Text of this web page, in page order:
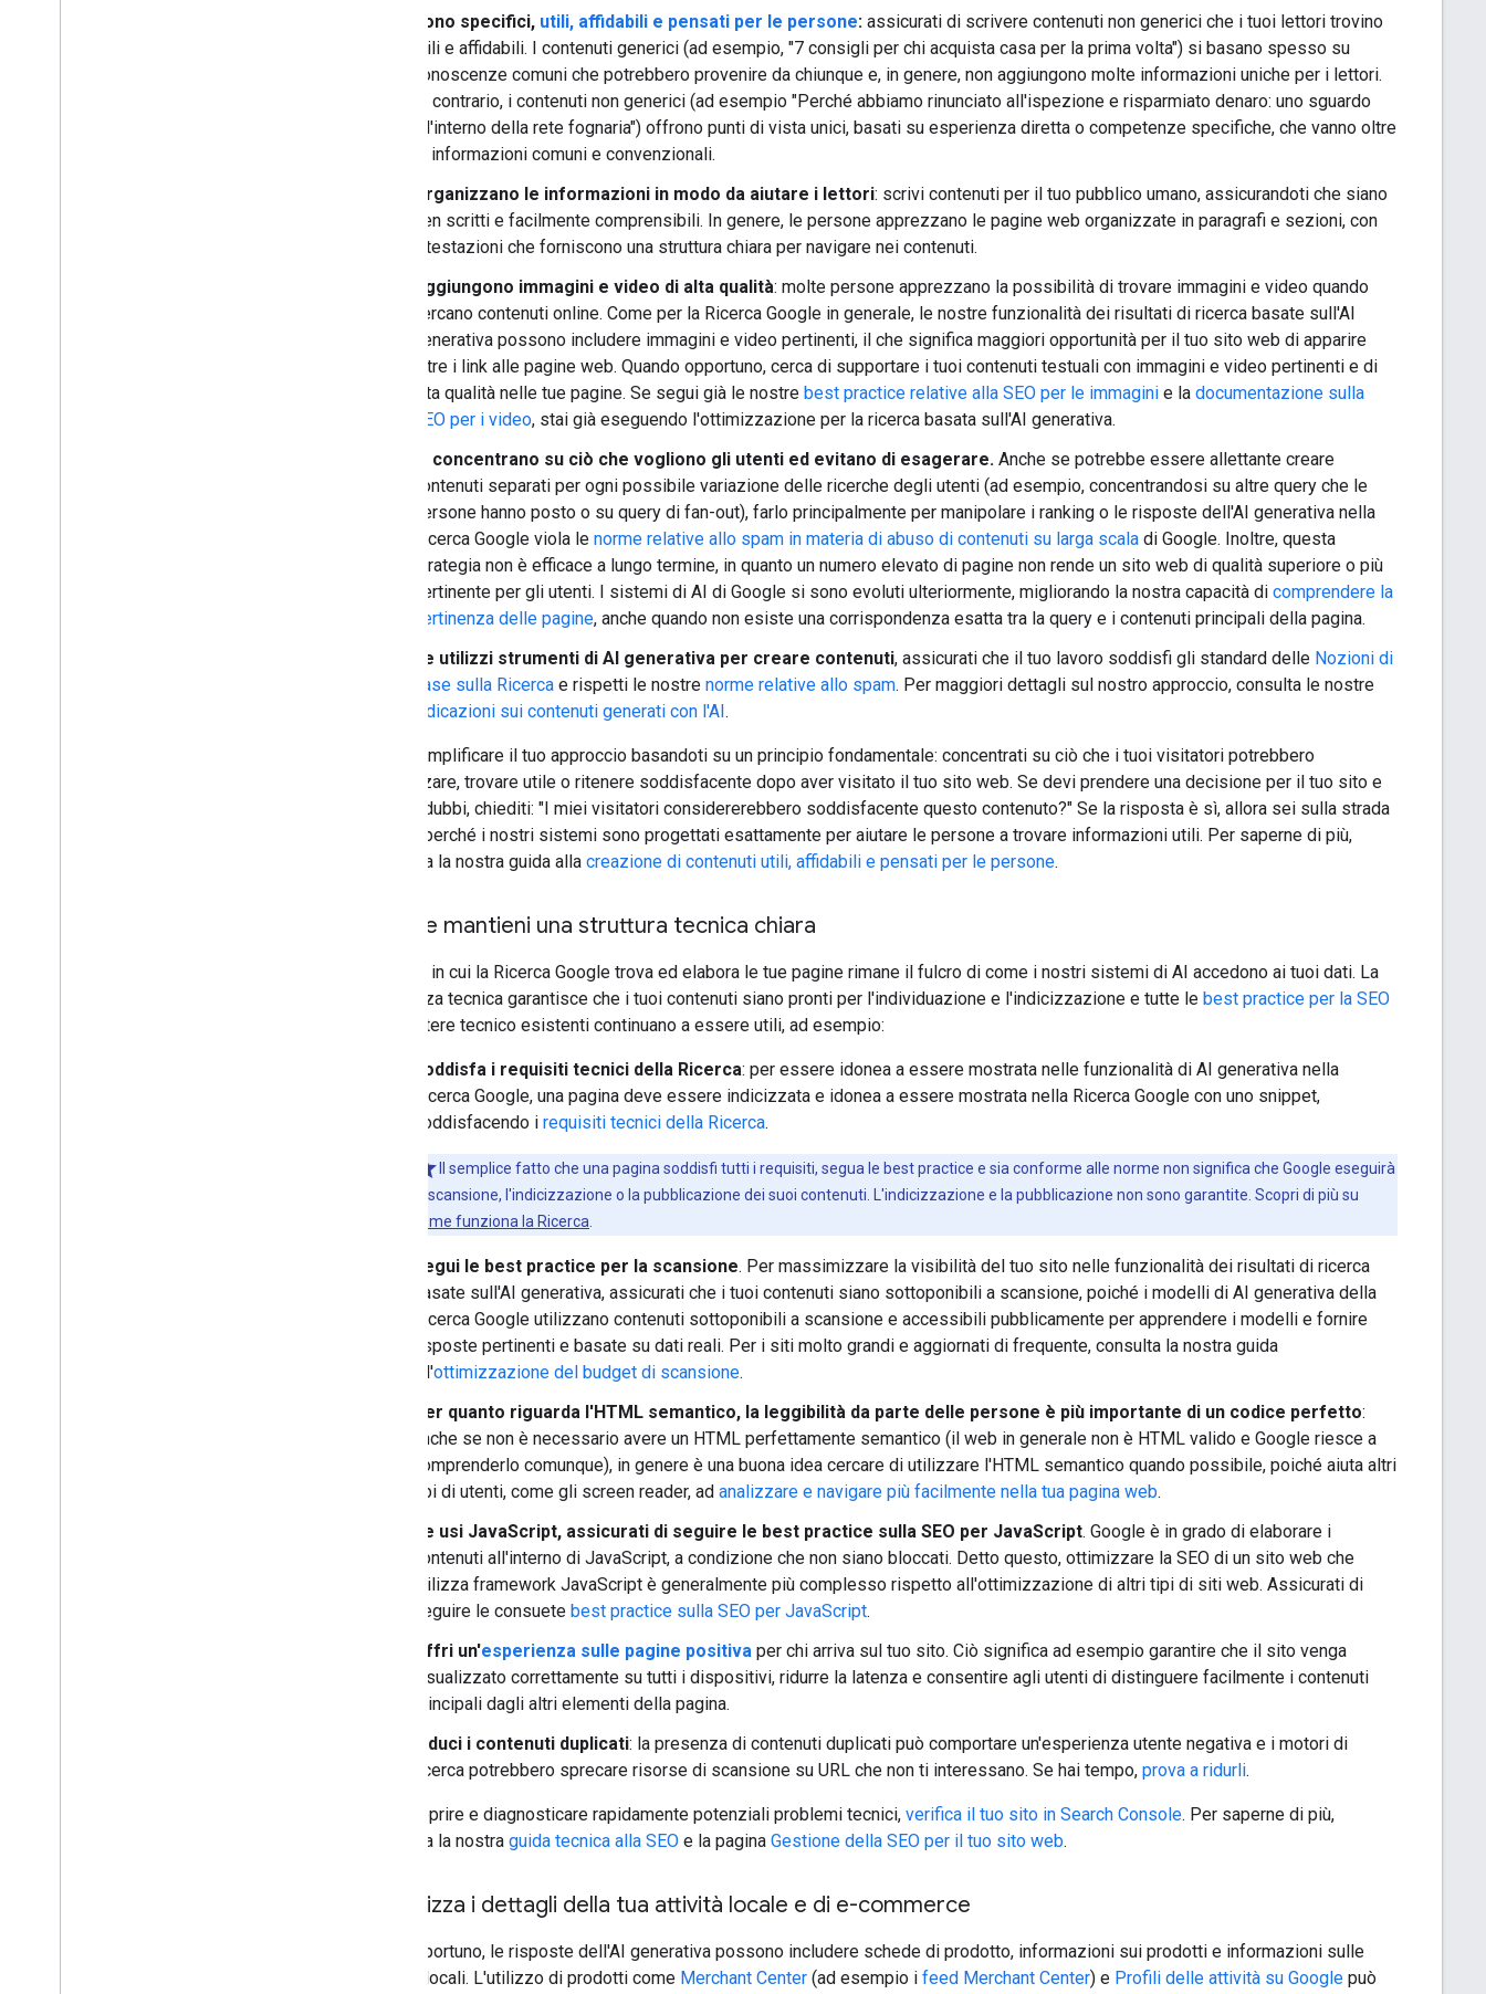
Sono specifici, utili, affidabili e pensati per le persone: assicurati di scrivere contenuti non generici che i tuoi lettori trovino
utili e affidabili. I contenuti generici (ad esempio, "7 consigli per chi acquista casa per la prima volta") si basano spesso su
conoscenze comuni che potrebbero provenire da chiunque e, in genere, non aggiungono molte informazioni uniche per i lettori.
Al contrario, i contenuti non generici (ad esempio "Perché abbiamo rinunciato all'ispezione e risparmiato denaro: uno sguardo
all'interno della rete fognaria") offrono punti di vista unici, basati su esperienza diretta o competenze specifiche, che vanno oltre
le informazioni comuni e convenzionali.
Organizzano le informazioni in modo da aiutare i lettori: scrivi contenuti per il tuo pubblico umano, assicurandoti che siano
ben scritti e facilmente comprensibili. In genere, le persone apprezzano le pagine web organizzate in paragrafi e sezioni, con
intestazioni che forniscono una struttura chiara per navigare nei contenuti.
Aggiungono immagini e video di alta qualità: molte persone apprezzano la possibilità di trovare immagini e video quando
cercano contenuti online. Come per la Ricerca Google in generale, le nostre funzionalità dei risultati di ricerca basate sull'AI
generativa possono includere immagini e video pertinenti, il che significa maggiori opportunità per il tuo sito web di apparire
oltre i link alle pagine web. Quando opportuno, cerca di supportare i tuoi contenuti testuali con immagini e video pertinenti e di
alta qualità nelle tue pagine. Se segui già le nostre best practice relative alla SEO per le immagini e la documentazione sulla
SEO per i video, stai già eseguendo l'ottimizzazione per la ricerca basata sull'AI generativa.
Si concentrano su ciò che vogliono gli utenti ed evitano di esagerare. Anche se potrebbe essere allettante creare
contenuti separati per ogni possibile variazione delle ricerche degli utenti (ad esempio, concentrandosi su altre query che le
persone hanno posto o su query di fan-out), farlo principalmente per manipolare i ranking o le risposte dell'AI generativa nella
Ricerca Google viola le norme relative allo spam in materia di abuso di contenuti su larga scala di Google. Inoltre, questa
strategia non è efficace a lungo termine, in quanto un numero elevato di pagine non rende un sito web di qualità superiore o più
pertinente per gli utenti. I sistemi di AI di Google si sono evoluti ulteriormente, migliorando la nostra capacità di comprendere la
pertinenza delle pagine, anche quando non esiste una corrispondenza esatta tra la query e i contenuti principali della pagina.
Se utilizzi strumenti di AI generativa per creare contenuti, assicurati che il tuo lavoro soddisfi gli standard delle Nozioni di
base sulla Ricerca e rispetti le nostre norme relative allo spam. Per maggiori dettagli sul nostro approccio, consulta le nostre
indicazioni sui contenuti generati con l'AI.
Puoi semplificare il tuo approccio basandoti su un principio fondamentale: concentrati su ciò che i tuoi visitatori potrebbero
apprezzare, trovare utile o ritenere soddisfacente dopo aver visitato il tuo sito web. Se devi prendere una decisione per il tuo sito e
hai dei dubbi, chiediti: "I miei visitatori considererebbero soddisfacente questo contenuto?" Se la risposta è sì, allora sei sulla strada
giusta, perché i nostri sistemi sono progettati esattamente per aiutare le persone a trovare informazioni utili. Per saperne di più,
consulta la nostra guida alla creazione di contenuti utili, affidabili e pensati per le persone.
Crea e mantieni una struttura tecnica chiara
Il modo in cui la Ricerca Google trova ed elabora le tue pagine rimane il fulcro di come i nostri sistemi di AI accedono ai tuoi dati. La
chiarezza tecnica garantisce che i tuoi contenuti siano pronti per l'individuazione e l'indicizzazione e tutte le best practice per la SEO
di carattere tecnico esistenti continuano a essere utili, ad esempio:
Soddisfa i requisiti tecnici della Ricerca: per essere idonea a essere mostrata nelle funzionalità di AI generativa nella
Ricerca Google, una pagina deve essere indicizzata e idonea a essere mostrata nella Ricerca Google con uno snippet,
soddisfacendo i requisiti tecnici della Ricerca.
Il semplice fatto che una pagina soddisfi tutti i requisiti, segua le best practice e sia conforme alle norme non significa che Google eseguirà
la scansione, l'indicizzazione o la pubblicazione dei suoi contenuti. L'indicizzazione e la pubblicazione non sono garantite. Scopri di più su
come funziona la Ricerca
Segui le best practice per la scansione. Per massimizzare la visibilità del tuo sito nelle funzionalità dei risultati di ricerca
basate sull'AI generativa, assicurati che i tuoi contenuti siano sottoponibili a scansione, poiché i modelli di AI generativa della
Ricerca Google utilizzano contenuti sottoponibili a scansione e accessibili pubblicamente per apprendere i modelli e fornire
risposte pertinenti e basate su dati reali. Per i siti molto grandi e aggiornati di frequente, consulta la nostra guida
all'ottimizzazione del budget di scansione.
Per quanto riguarda l'HTML semantico, la leggibilità da parte delle persone è più importante di un codice perfetto:
anche se non è necessario avere un HTML perfettamente semantico (il web in generale non è HTML valido e Google riesce a
comprenderlo comunque), in genere è una buona idea cercare di utilizzare l'HTML semantico quando possibile, poiché aiuta altri
tipi di utenti, come gli screen reader, ad analizzare e navigare più facilmente nella tua pagina web.
Se usi JavaScript, assicurati di seguire le best practice sulla SEO per JavaScript. Google è in grado di elaborare i
contenuti all'interno di JavaScript, a condizione che non siano bloccati. Detto questo, ottimizzare la SEO di un sito web che
utilizza framework JavaScript è generalmente più complesso rispetto all'ottimizzazione di altri tipi di siti web. Assicurati di
seguire le consuete best practice sulla SEO per JavaScript.
Offri un'esperienza sulle pagine positiva per chi arriva sul tuo sito. Ciò significa ad esempio garantire che il sito venga
visualizzato correttamente su tutti i dispositivi, ridurre la latenza e consentire agli utenti di distinguere facilmente i contenuti
principali dagli altri elementi della pagina.
Riduci i contenuti duplicati: la presenza di contenuti duplicati può comportare un'esperienza utente negativa e i motori di
ricerca potrebbero sprecare risorse di scansione su URL che non ti interessano. Se hai tempo, prova a ridurli.
Per scoprire e diagnosticare rapidamente potenziali problemi tecnici, verifica il tuo sito in Search Console. Per saperne di più,
consulta la nostra guida tecnica alla SEO e la pagina Gestione della SEO per il tuo sito web.
Ottimizza i dettagli della tua attività locale e di e-commerce
Ove opportuno, le risposte dell'AI generativa possono includere schede di prodotto, informazioni sui prodotti e informazioni sulle
attività locali. L'utilizzo di prodotti come Merchant Center (ad esempio i feed Merchant Center) e Profili delle attività su Google può